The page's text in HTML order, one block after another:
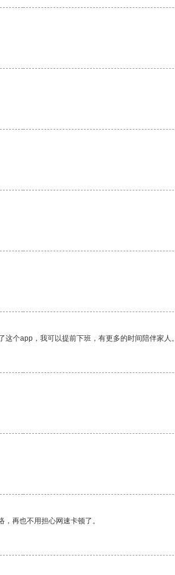
个app，我可以提前下班，有更多的时间陪伴家人。
再也不用担心网速卡顿了。